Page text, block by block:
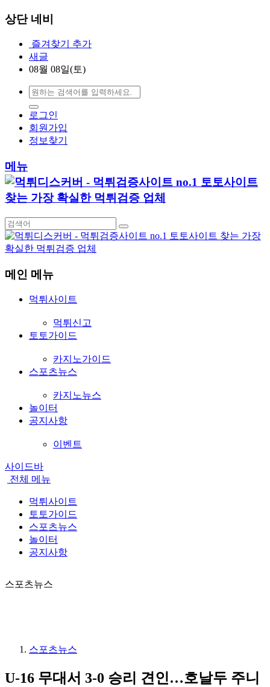
상단 네비
즐겨찾기 추가
새글
08월 08일(토)
로그인
회원가입
정보찾기
메뉴
메인 메뉴
먹튀사이트
먹튀신고
토토가이드
카지노가이드
스포츠뉴스
카지노뉴스
놀이터
공지사항
이벤트
사이드바
전체 메뉴
먹튀사이트
토토가이드
스포츠뉴스
놀이터
공지사항
스포츠뉴스
스포츠뉴스
U-16 무대서 3-0 승리 견인…호날두 주니